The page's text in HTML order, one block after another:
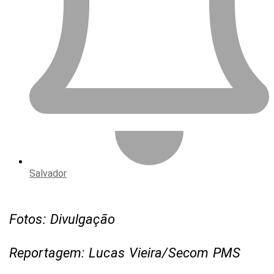
Salvador
Fotos: Divulgação
Reportagem: Lucas Vieira/Secom PMS